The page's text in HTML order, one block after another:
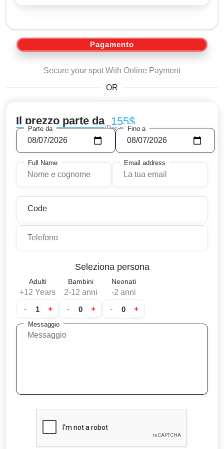
Pagamento
Secure your spot With Online Payment
OR
Il prezzo parte da 155$
/Per persoa
Parte da Fino a
Full Name Email address
Seleziona persona
Adulti
+12 Years
-
+
Bambini
2-12 anni
-
+
Neonati
-2 anni
-
+
Messaggio